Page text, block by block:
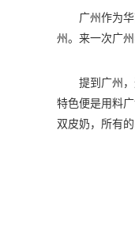
广州作为
州。来一次广
提到广州
特色便是用料
双皮奶，所有